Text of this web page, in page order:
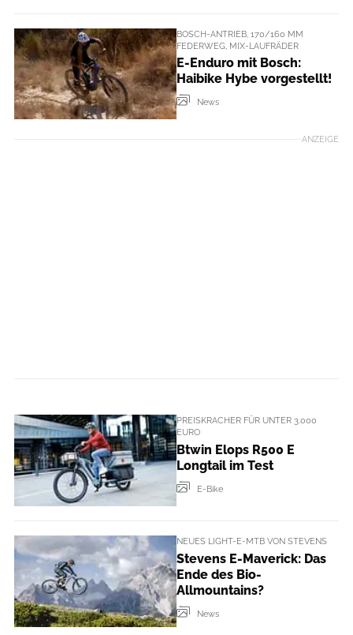
BOSCH-ANTRIEB, 170/160 MM
FEDERWEG, MIX-LAUFRÄDER
E-Enduro mit Bosch:
Haibike Hybe vorgestellt!
News
ANZEIGE
PREISKRACHER FÜR UNTER 3.000
EURO
Btwin Elops R500 E
Longtail im Test
E-Bike
NEUES LIGHT-E-MTB VON STEVENS
Stevens E-Maverick: Das
Ende des Bio-
Allmountains?
News